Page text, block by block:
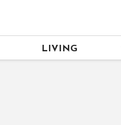
LIVING